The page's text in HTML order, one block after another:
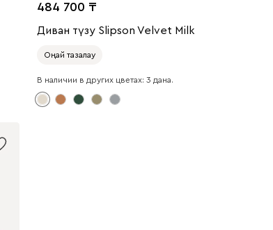
484 700
Диван түзу Slipson Velvet Milk
Оңай тазалау
В наличии в других цветах: 3 дана.